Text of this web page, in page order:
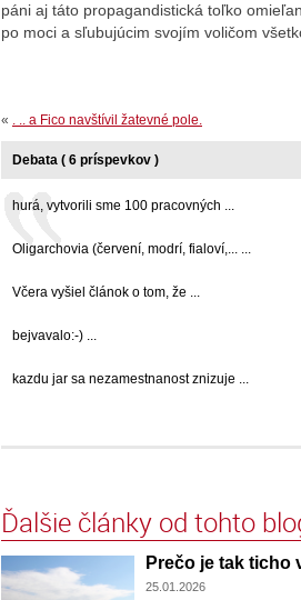
páni aj táto propagandistická toľko
po moci a sľubujúcim svojím voličom
« . .. a Fico navštívil žatevné pole.
Debata ( 6 príspevkov )
hurá, vytvorili sme 100 pracovných ...
Oligarchovia (červení, modrí, fialoví,... ...
Včera vyšiel článok o tom, že ...
bejvavalo:-) ...
kazdu jar sa nezamestnanost znizuje ...
Ďalšie články od tohto
Prečo je tak ticho
25.01.2026